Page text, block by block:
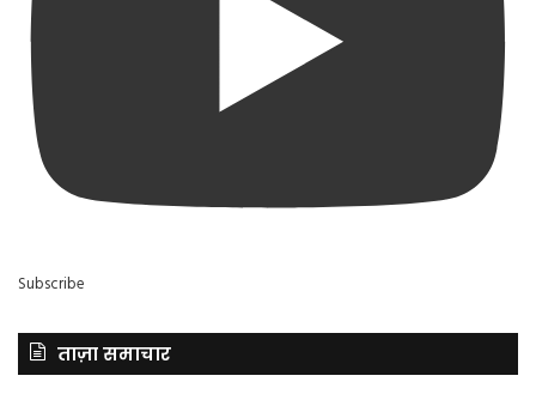
Subscribe
ताज़ा समाचार